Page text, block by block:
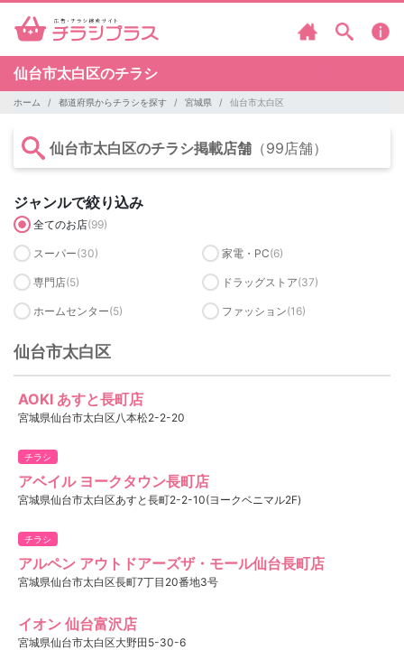
仙台市太白区のチラシ
ホーム 都道府県からチラシを探す 宮城県 仙台市太白区
仙台市太白区のチラシ掲載店舗 （99店舗）
ジャンルで絞り込み
全てのお店(99)
スーパー(30) 家電・PC(6)
専門店(5) ドラッグストア(37)
ホームセンター(5) ファッション(16)
仙台市太白区
AOKI あすと長町店
宮城県仙台市太白区八本松2-2-20
チラシ
アベイル ヨークタウン長町店
宮城県仙台市太白区あすと長町2-2-10(ヨークベニマル2F)
チラシ
アルペン アウトドアーズザ・モール仙台長町店
宮城県仙台市太白区長町7丁目20番地3号
イオン 仙台富沢店
宮城県仙台市太白区大野田5-30-6